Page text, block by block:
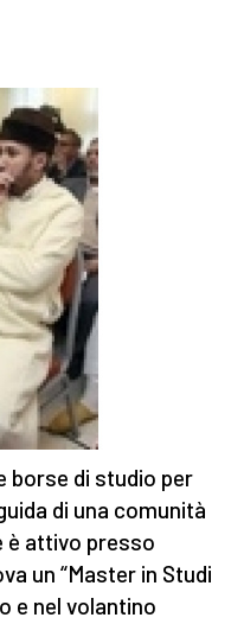
borse di studio per
di una comunità
è attivo presso
un “Master in Studi
e nel volantino